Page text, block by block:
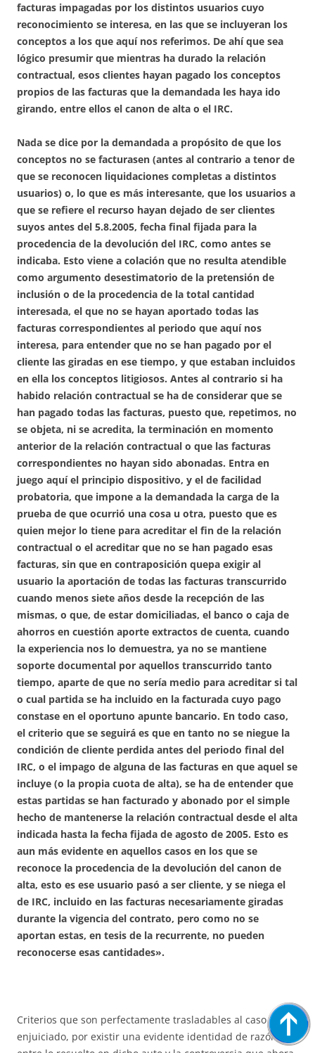
facturas impagadas por los distintos usuarios cuyo
reconocimiento se interesa, en las que se incluyeran los
conceptos a los que aquí nos referimos. De ahí que sea
lógico presumir que mientras ha durado la relación
contractual, esos clientes hayan pagado los conceptos
propios de las facturas que la demandada les haya ido
girando, entre ellos el canon de alta o el IRC.
Nada se dice por la demandada a propósito de que los
conceptos no se facturasen (antes al contrario a tenor de
que se reconocen liquidaciones completas a distintos
usuarios) o, lo que es más interesante, que los usuarios a
que se refiere el recurso hayan dejado de ser clientes
suyos antes del 5.8.2005, fecha final fijada para la
procedencia de la devolución del IRC, como antes se
indicaba. Esto viene a colación que no resulta atendible
como argumento desestimatorio de la pretensión de
inclusión o de la procedencia de la total cantidad
interesada, el que no se hayan aportado todas las
facturas correspondientes al periodo que aquí nos
interesa, para entender que no se han pagado por el
cliente las giradas en ese tiempo, y que estaban incluidos
en ella los conceptos litigiosos. Antes al contrario si ha
habido relación contractual se ha de considerar que se
han pagado todas las facturas, puesto que, repetimos, no
se objeta, ni se acredita, la terminación en momento
anterior de la relación contractual o que las facturas
correspondientes no hayan sido abonadas. Entra en
juego aquí el principio dispositivo, y el de facilidad
probatoria, que impone a la demandada la carga de la
prueba de que ocurrió una cosa u otra, puesto que es
quien mejor lo tiene para acreditar el fin de la relación
contractual o el acreditar que no se han pagado esas
facturas, sin que en contraposición quepa exigir al
usuario la aportación de todas las facturas transcurrido
cuando menos siete años desde la recepción de las
mismas, o que, de estar domiciliadas, el banco o caja de
ahorros en cuestión aporte extractos de cuenta, cuando
la experiencia nos lo demuestra, ya no se mantiene
soporte documental por aquellos transcurrido tanto
tiempo, aparte de que no sería medio para acreditar si tal
o cual partida se ha incluido en la facturada cuyo pago
constase en el oportuno apunte bancario. En todo caso,
el criterio que se seguirá es que en tanto no se niegue la
condición de cliente perdida antes del periodo final del
IRC, o el impago de alguna de las facturas en que aquel se
incluye (o la propia cuota de alta), se ha de entender que
estas partidas se han facturado y abonado por el simple
hecho de mantenerse la relación contractual desde el alta
indicada hasta la fecha fijada de agosto de 2005. Esto es
aun más evidente en aquellos casos en los que se
reconoce la procedencia de la devolución del canon de
alta, esto es ese usuario pasó a ser cliente, y se niega el
de IRC, incluido en las facturas necesariamente giradas
durante la vigencia del contrato, pero como no se
aportan estas, en tesis de la recurrente, no pueden
reconocerse esas cantidades».
Criterios que son perfectamente trasladables al caso ahora
enjuiciado, por existir una evidente identidad de razón